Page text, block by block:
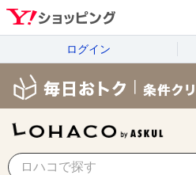
ログイン